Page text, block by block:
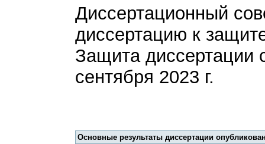
Диссертационный
диссертацию к
Защита диссертации
сентября 2023 г.
Основные результаты диссертации